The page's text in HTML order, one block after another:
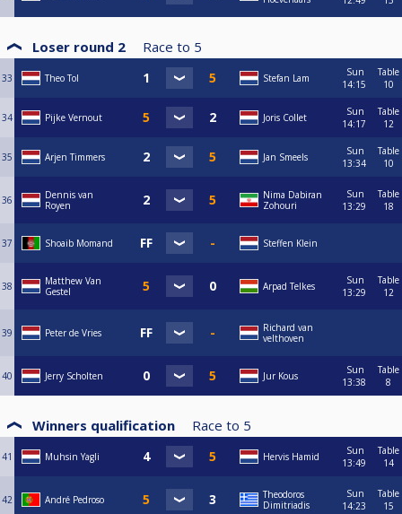
Loser round 2 Race to 5
33 Theo Tol Stefan Lam
Sun
14:15
Table
10
34 Pijke Vernout Joris Collet
Sun
14:17
Table
12
35 Arjen Timmers Jan Smeels
Sun
13:34
Table
10
36
Dennis van
Royen
Nima Dabiran
Zohouri
Sun
13:29
Table
18
37 Shoaib Momand Steffen Klein
38
Matthew Van
Gestel
Arpad Telkes
Sun
13:29
Table
12
39 Peter de Vries
Richard van
velthoven
40 Jerry Scholten Jur Kous
Sun
13:38
Table
8
Winners qualification Race to 5
41 Muhsin Yagli Hervis Hamid
Sun
13:49
Table
14
42 André Pedroso
Theodoros
Dimitriadis
Sun
14:23
Table
15